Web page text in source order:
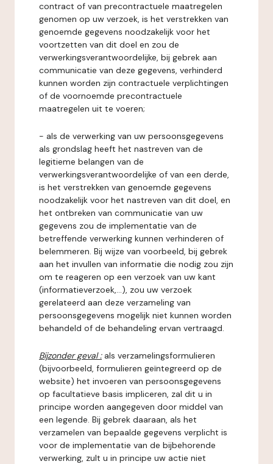
contract of van precontractuele maatregelen
genomen op uw verzoek, is het verstrekken van
genoemde gegevens noodzakelijk voor het
voortzetten van dit doel en zou de
verwerkingsverantwoordelijke, bij gebrek aan
communicatie van deze gegevens, verhinderd
kunnen worden zijn contractuele verplichtingen
of de voornoemde precontractuele
maatregelen uit te voeren;
- als de verwerking van uw persoonsgegevens
als grondslag heeft het nastreven van de
legitieme belangen van de
verwerkingsverantwoordelijke of van een derde,
is het verstrekken van genoemde gegevens
noodzakelijk voor het nastreven van dit doel, en
het ontbreken van communicatie van uw
gegevens zou de implementatie van de
betreffende verwerking kunnen verhinderen of
belemmeren. Bij wijze van voorbeeld, bij gebrek
aan het invullen van informatie die nodig zou zijn
om te reageren op een verzoek van uw kant
(informatieverzoek,...), zou uw verzoek
gerelateerd aan deze verzameling van
persoonsgegevens mogelijk niet kunnen worden
behandeld of de behandeling ervan vertraagd.
Bijzonder geval : als verzamelingsformulieren
(bijvoorbeeld, formulieren geïntegreerd op de
website) het invoeren van persoonsgegevens
op facultatieve basis impliceren, zal dit u in
principe worden aangegeven door middel van
een legende. Bij gebrek daaraan, als het
verzamelen van bepaalde gegevens verplicht is
voor de implementatie van de bijbehorende
verwerking, zult u in principe uw actie niet